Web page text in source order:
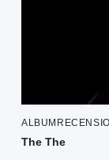
The The